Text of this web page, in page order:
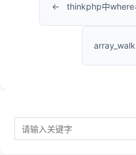
thinkphp中where